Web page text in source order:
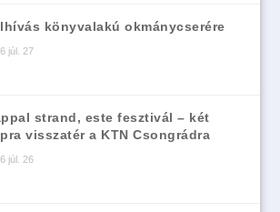
könyvalakú okmánycserére
júl. 27
strand, este fesztivál – két
visszatér a KTN Csongrádra
júl. 26